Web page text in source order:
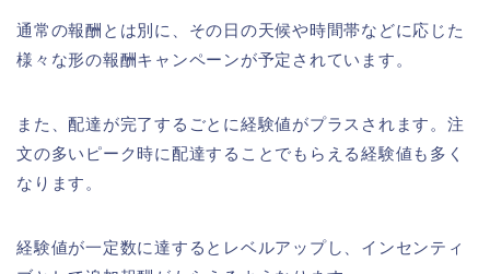
通常の報酬とは別に、その日の天候や時間帯などに応じた
様々な形の報酬キャンペーンが予定されています。
また、配達が完了するごとに経験値がプラスされます。注
文の多いピーク時に配達することでもらえる経験値も多く
なります。
経験値が一定数に達するとレベルアップし、インセンティ